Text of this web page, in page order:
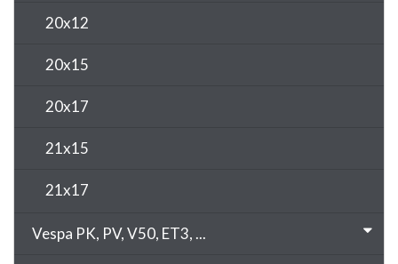
20x12
20x15
20x17
21x15
21x17
Vespa PK, PV, V50, ET3, ...